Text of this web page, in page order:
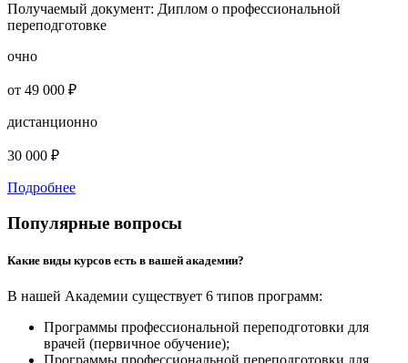
Получаемый документ: Диплом о профессиональной
переподготовке
очно
от 49 000 ₽
дистанционно
30 000 ₽
Подробнее
Популярные вопросы
Какие виды курсов есть в вашей академии?
В нашей Академии существует 6 типов программ:
Программы профессиональной переподготовки для
врачей (первичное обучение);